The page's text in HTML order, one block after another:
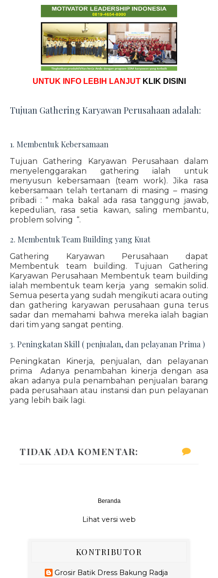
UNTUK INFO LEBIH LANJUT KLIK DISINI
Tujuan Gathering Karyawan Perusahaan adalah:
1. Membentuk Kebersamaan
Tujuan Gathering Karyawan Perusahaan dalam
menyelenggarakan gathering ialah untuk
menyusun kebersamaan (team work). Jika rasa
kebersamaan telah tertanam di masing – masing
pribadi : “ maka bakal ada rasa tanggung jawab,
kepedulian, rasa setia kawan, saling membantu,
problem solving “.
2. Membentuk Team Building yang Kuat
Gathering Karyawan Perusahaan dapat
Membentuk team building. Tujuan Gathering
Karyawan Perusahaan Membentuk team building
ialah membentuk team kerja yang semakin solid.
Semua peserta yang sudah mengikuti acara outing
dan gathering karyawan perusahaan guna terus
sadar dan memahami bahwa mereka ialah bagian
dari tim yang sangat penting.
3. Peningkatan Skill ( penjualan, dan pelayanan Prima )
Peningkatan Kinerja, penjualan, dan pelayanan
prima Adanya penambahan kinerja dengan asa
akan adanya pula penambahan penjualan barang
pada perusahaan atau instansi dan pun pelayanan
yang lebih baik lagi.
TIDAK ADA KOMENTAR:
Beranda
Lihat versi web
KONTRIBUTOR
Grosir Batik Dress Bakung Radja